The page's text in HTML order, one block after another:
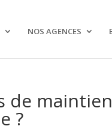
NOS AGENCES
de
?